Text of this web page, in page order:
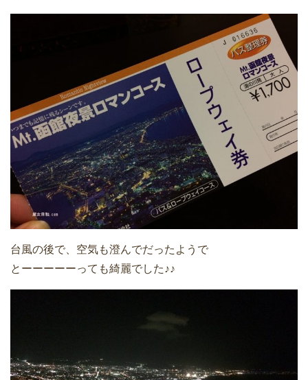
台風の後で、空気も澄んでだったようで
とーーーーーっても綺麗でした♪♪